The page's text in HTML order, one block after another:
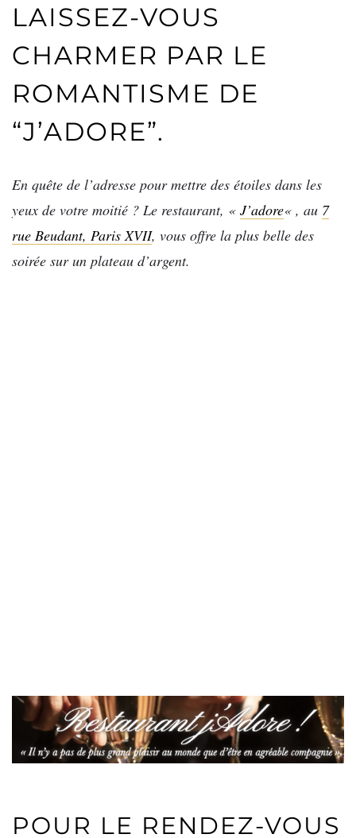
LAISSEZ-VOUS
CHARMER PAR LE
ROMANTISME DE
“J’ADORE”.
En quête de l’adresse pour mettre des étoiles dans les
yeux de votre moitié ? Le restaurant, « J’adore« , au 7
rue Beudant, Paris XVII, vous offre la plus belle des
soirée sur un plateau d’argent.
POUR LE RENDEZ-VOUS